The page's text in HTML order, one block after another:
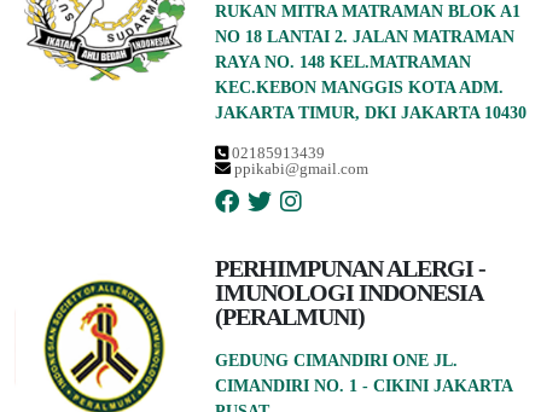
RUKAN MITRA MATRAMAN BLOK A1
NO 18 LANTAI 2. JALAN MATRAMAN
RAYA NO. 148 KEL.MATRAMAN
KEC.KEBON MANGGIS KOTA ADM.
JAKARTA TIMUR, DKI JAKARTA 10430
02185913439
ppikabi@gmail.com
PERHIMPUNAN ALERGI -
IMUNOLOGI INDONESIA
(PERALMUNI)
GEDUNG CIMANDIRI ONE JL.
CIMANDIRI NO. 1 - CIKINI JAKARTA